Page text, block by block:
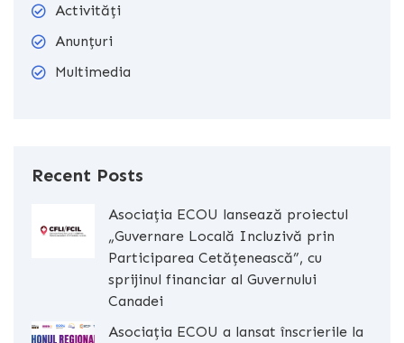
Activități
Anunțuri
Multimedia
Recent Posts
Asociația ECOU lansează proiectul
„Guvernare Locală Incluzivă prin
Participarea Cetățenească”, cu
sprijinul financiar al Guvernului
Canadei
Asociația ECOU a lansat înscrierile la